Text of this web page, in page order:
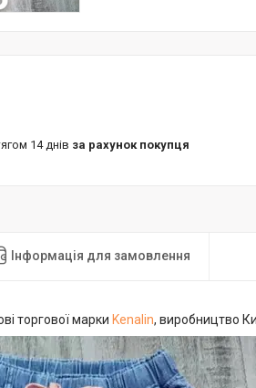
14 днів за рахунок покупця
Інформація для замовлення
торгової марки Kenalin, виробництво